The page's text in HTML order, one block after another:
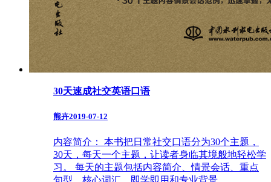
30天速成社交英语口语
熊卉2019-07-12
内容简介： 本书把日常社交口语分为30个主题，
30天，每天一个主题，让读者身临其境般地轻松学
习。 每天的主题包括内容简介、情景会话、重点
句型、核心词汇、即学即用和专业背景